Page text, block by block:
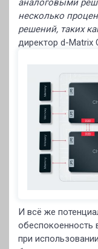
аналоговыми
несколько
решений, таких
директор d-Matrix
И всё же
при